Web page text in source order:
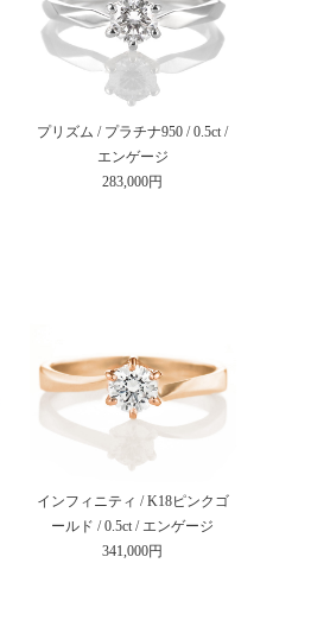
プリズム / プラチナ950 / 0.5ct /
エンゲージ
283,000円
インフィニティ / K18ピンクゴ
ールド / 0.5ct / エンゲージ
341,000円